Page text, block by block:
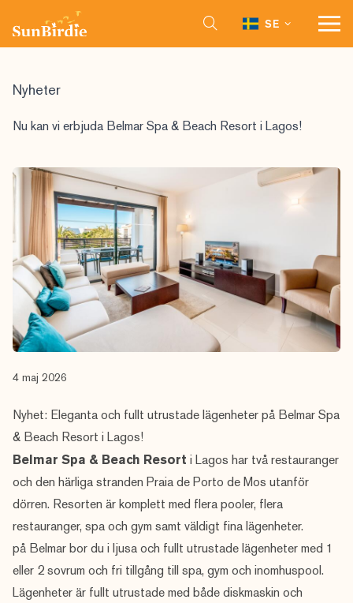
SE
Nyheter
Nu kan vi erbjuda Belmar Spa & Beach Resort i Lagos!
4 maj 2026
Nyhet: Eleganta och fullt utrustade lägenheter på Belmar Spa
& Beach Resort i Lagos!
Belmar Spa & Beach Resort i Lagos har två restauranger
och den härliga stranden Praia de Porto de Mos utanför
dörren. Resorten är komplett med flera pooler, flera
restauranger, spa och gym samt väldigt fina lägenheter.
på Belmar bor du i ljusa och fullt utrustade lägenheter med 1
eller 2 sovrum och fri tillgång till spa, gym och inomhuspool.
Lägenheter är fullt utrustade med både diskmaskin och